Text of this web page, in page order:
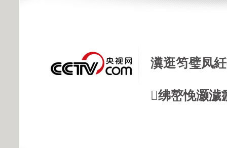
瀵逛笉璧凤
绋嶅悗灏